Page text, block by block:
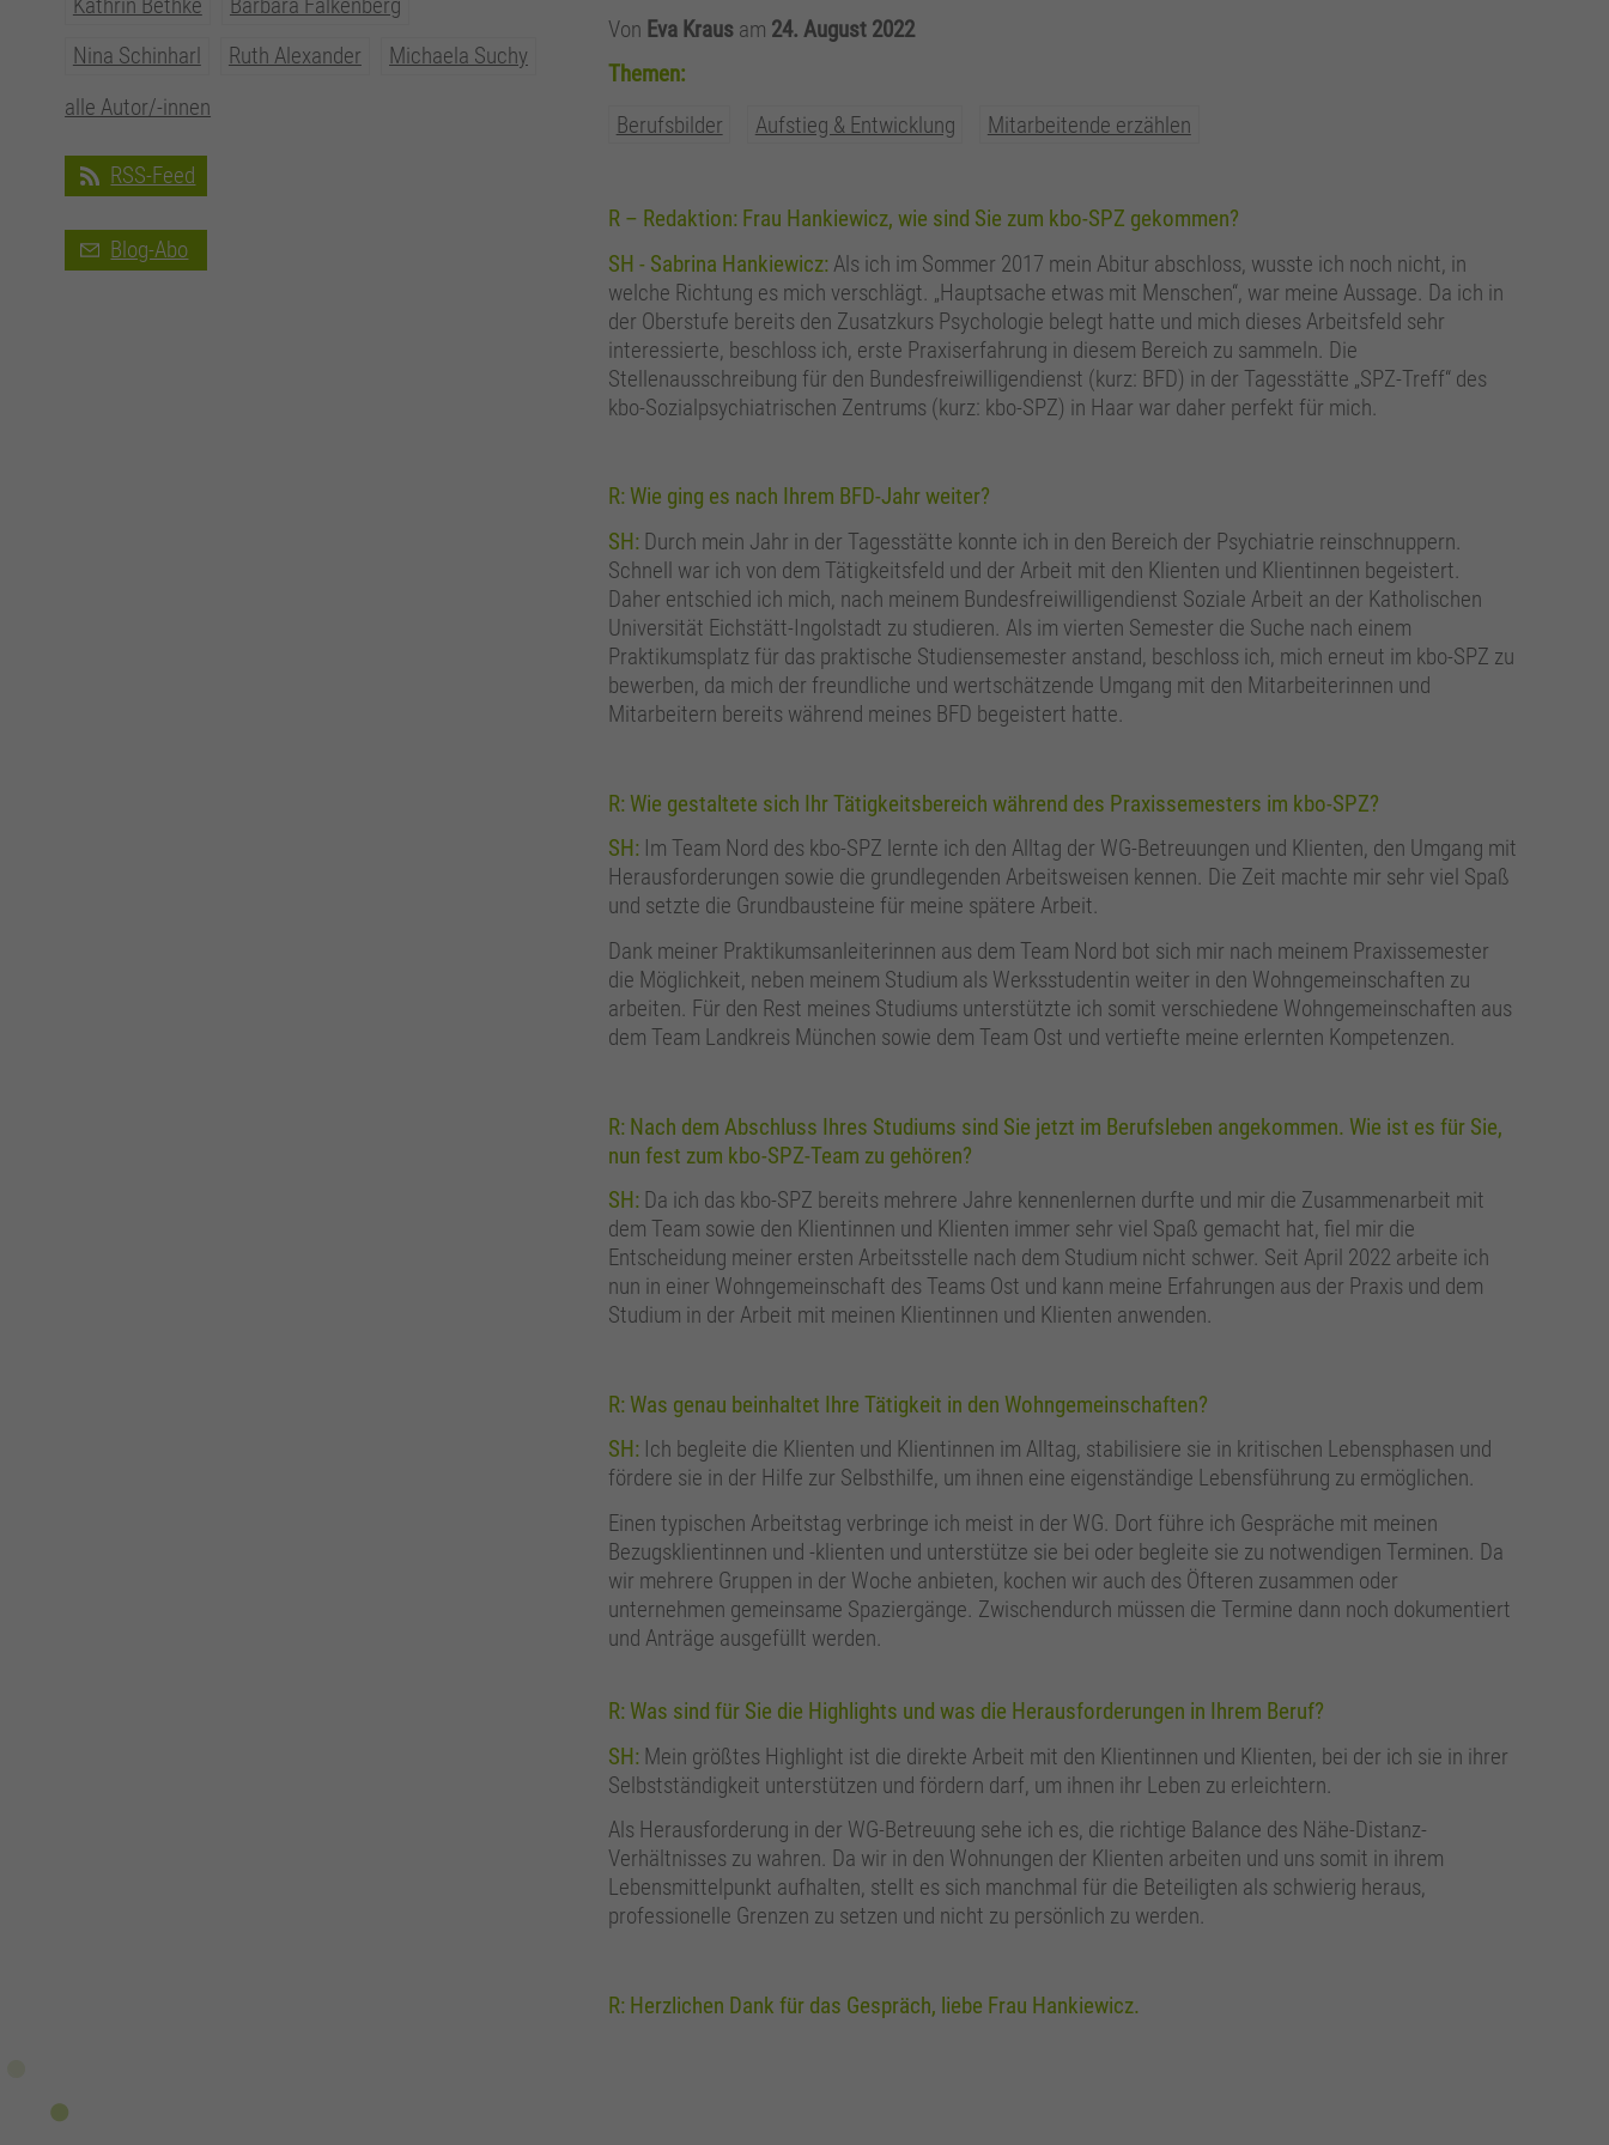
Kathrin Bethke
Barbara Falkenberg
Nina Schinharl
Ruth Alexander
Michaela Suchy
alle Autor/-innen
RSS-Feed
Blog-Abo
Von Eva Krausam 24. August 2022
Themen:
Berufsbilder
Aufstieg & Entwicklung Mitarbeitende erzählen
R – Redaktion: Frau Hankiewicz, wie sind Sie zum kbo-SPZ gekommen?
SH - Sabrina Hankiewicz:Als ich im Sommer 2017 mein Abitur abschloss, wusste ich noch nicht, in
welche Richtung es mich verschlägt. „Hauptsache etwas mit Menschen“, war meine Aussage. Da ich in
der Oberstufe bereits den Zusatzkurs Psychologie belegt hatte und mich dieses Arbeitsfeld sehr
interessierte, beschloss ich, erste Praxiserfahrung in diesem Bereich zu sammeln. Die
Stellenausschreibung für den Bundesfreiwilligendienst (kurz: BFD) in der Tagesstätte „SPZ-Treff“ des
kbo-Sozialpsychiatrischen Zentrums (kurz: kbo-SPZ) in Haar war daher perfekt für mich.
R: Wie ging es nach Ihrem BFD-Jahr weiter?
SH:Durch mein Jahr in der Tagesstätte konnte ich in den Bereich der Psychiatrie reinschnuppern.
Schnell war ich von dem Tätigkeitsfeld und der Arbeit mit den Klienten und Klientinnen begeistert.
Daher entschied ich mich, nach meinem Bundesfreiwilligendienst Soziale Arbeit an der Katholischen
Universität Eichstätt-Ingolstadt zu studieren. Als im vierten Semester die Suche nach einem
Praktikumsplatz für das praktische Studiensemester anstand, beschloss ich, mich erneut im kbo-SPZ zu
bewerben, da mich der freundliche und wertschätzende Umgang mit den Mitarbeiterinnen und
Mitarbeitern bereits während meines BFD begeistert hatte.
R: Wie gestaltete sich Ihr Tätigkeitsbereich während des Praxissemesters im kbo-SPZ?
SH:Im Team Nord des kbo-SPZ lernte ich den Alltag der WG-Betreuungen und Klienten, den Umgang mit
Herausforderungen sowie die grundlegenden Arbeitsweisen kennen. Die Zeit machte mir sehr viel Spaß
und setzte die Grundbausteine für meine spätere Arbeit.
Dank meiner Praktikumsanleiterinnen aus dem Team Nord bot sich mir nach meinem Praxissemester
die Möglichkeit, neben meinem Studium als Werksstudentin weiter in den Wohngemeinschaften zu
arbeiten. Für den Rest meines Studiums unterstützte ich somit verschiedene Wohngemeinschaften aus
dem Team Landkreis München sowie dem Team Ost und vertiefte meine erlernten Kompetenzen.
R: Nach dem Abschluss Ihres Studiums sind Sie jetzt im Berufsleben angekommen. Wie ist es für Sie,
nun fest zum kbo-SPZ-Team zu gehören?
SH: Da ich das kbo-SPZ bereits mehrere Jahre kennenlernen durfte und mir die Zusammenarbeit mit
dem Team sowie den Klientinnen und Klienten immer sehr viel Spaß gemacht hat, fiel mir die
Entscheidung meiner ersten Arbeitsstelle nach dem Studium nicht schwer. Seit April 2022 arbeite ich
nun in einer Wohngemeinschaft des Teams Ost und kann meine Erfahrungen aus der Praxis und dem
Studium in der Arbeit mit meinen Klientinnen und Klienten anwenden.
R: Was genau beinhaltet Ihre Tätigkeit in den Wohngemeinschaften?
SH: Ich begleite die Klienten und Klientinnen im Alltag, stabilisiere sie in kritischen Lebensphasen und
fördere sie in der Hilfe zur Selbsthilfe, um ihnen eine eigenständige Lebensführung zu ermöglichen.
Einen typischen Arbeitstag verbringe ich meist in der WG. Dort führe ich Gespräche mit meinen
Bezugsklientinnen und -klienten und unterstütze sie bei oder begleite sie zu notwendigen Terminen. Da
wir mehrere Gruppen in der Woche anbieten, kochen wir auch des Öfteren zusammen oder
unternehmen gemeinsame Spaziergänge. Zwischendurch müssen die Termine dann noch dokumentiert
und Anträge ausgefüllt werden.
R: Was sind für Sie die Highlights und was die Herausforderungen in Ihrem Beruf?
SH: Mein größtes Highlight ist die direkte Arbeit mit den Klientinnen und Klienten, bei der ich sie in ihrer
Selbstständigkeit unterstützen und fördern darf, um ihnen ihr Leben zu erleichtern.
Als Herausforderung in der WG-Betreuung sehe ich es, die richtige Balance des Nähe-Distanz-
Verhältnisses zu wahren. Da wir in den Wohnungen der Klienten arbeiten und uns somit in ihrem
Lebensmittelpunkt aufhalten, stellt es sich manchmal für die Beteiligten als schwierig heraus,
professionelle Grenzen zu setzen und nicht zu persönlich zu werden.
R: Herzlichen Dank für das Gespräch, liebe Frau Hankiewicz.